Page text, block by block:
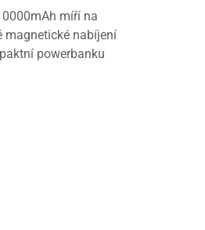
míří na
magnetické nabíjení
powerbanku